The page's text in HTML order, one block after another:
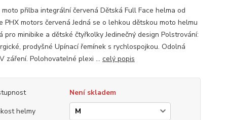
moto přilba integrální červená Dětská Full Face helma od
PHX motors červená Jedná se o lehkou dětskou moto helmu
pro minibike a dětské čtyřkolky Jedinečný design Polstrování:
prodyšné Upínací řemínek s rychlospojkou. Odolná
záření. Polohovatelné plexi ... celý popis
Není skladem
helmy